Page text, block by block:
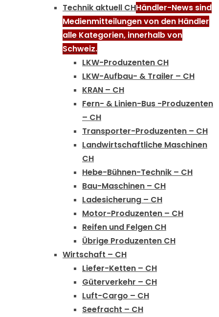
Technik aktuell CHHändler-News sind
Medienmitteilungen von den Händler
alle Kategorien, innerhalb von
Schweiz.
LKW-Produzenten CH
LKW-Aufbau- & Trailer – CH
KRAN – CH
Fern- & Linien-Bus -Produzenten
– CH
Transporter-Produzenten – CH
Landwirtschaftliche Maschinen
CH
Hebe-Bühnen-Technik – CH
Bau-Maschinen – CH
Ladesicherung – CH
Motor-Produzenten – CH
Reifen und Felgen CH
Übrige Produzenten CH
Wirtschaft – CH
Liefer-Ketten – CH
Güterverkehr – CH
Luft-Cargo – CH
Seefracht – CH